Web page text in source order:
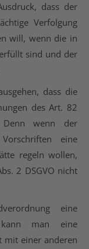
dass der
Verfolgung
will, wenn die in
sind und der
dass die
des Art. 82
Denn wenn der
eine
regeln wollen,
2 DSGVO nicht
eine
kann man eine
mit einer anderen